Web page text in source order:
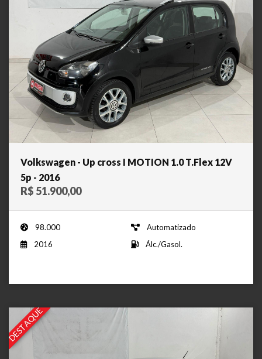
Volkswagen - Up cross I MOTION 1.0 T.Flex 12V
5p - 2016
R$ 51.900,00
98.000
Automatizado
2016
Álc./Gasol.
DESTAQUE